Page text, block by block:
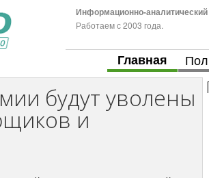
Информационно-аналитический
Работаем с 2003 года.
Главная
будут уволены
и